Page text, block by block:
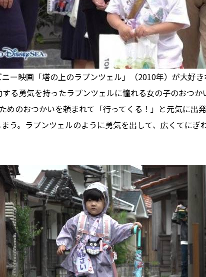
ー映画「塔の上のラプンツェル」（2010年）が大好
る勇気を持ったラプンツェルに憧れる女の子のおつ
めのおつかいを頼まれて「行ってくる！」と元気に出
う。ラプンツェルのように勇気を出して、広くてにぎ